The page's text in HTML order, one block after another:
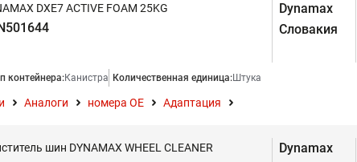
DXE7 ACTIVE FOAM 25KG
Dynamax
Словакия
контейнера:Канистра Количественная единица:Штука
Аналоги номера ОЕ Адаптация
шин DYNAMAX WHEEL CLEANER
Dynamax